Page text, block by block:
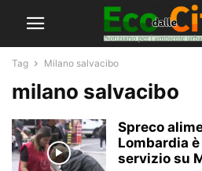
Tag Milano salvacibo
milano salvacibo
Spreco
Lombardia
servizio su